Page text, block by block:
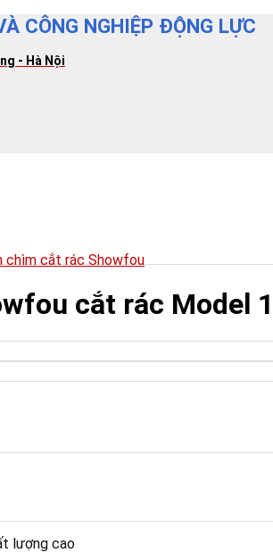
CÔNG NGHIỆP ĐỘNG LỰC
- Hà Nội
chìm cắt rác Showfou
cắt rác Model
lượng cao